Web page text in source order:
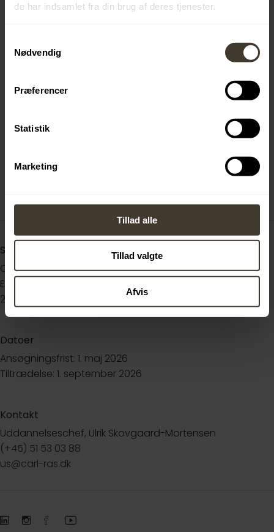
de har indsamlet fra din brug af deres tjenester.
Nødvendig
Præferencer
Statistik
Marketing
Tillad alle
Tillad valgte
Afvis
Sted
Carl Ras
Emdrupvej 22
2100 København Ø
Datoer
Ansøgningsfrist: 1. maj 2026
Tiltrædelse: 1. september 2026
Kontakt
Uddannelseschef, Ulrik Skovgaard-Mortensen
(+45) 51 53 03 88
us@carl-ras.dk